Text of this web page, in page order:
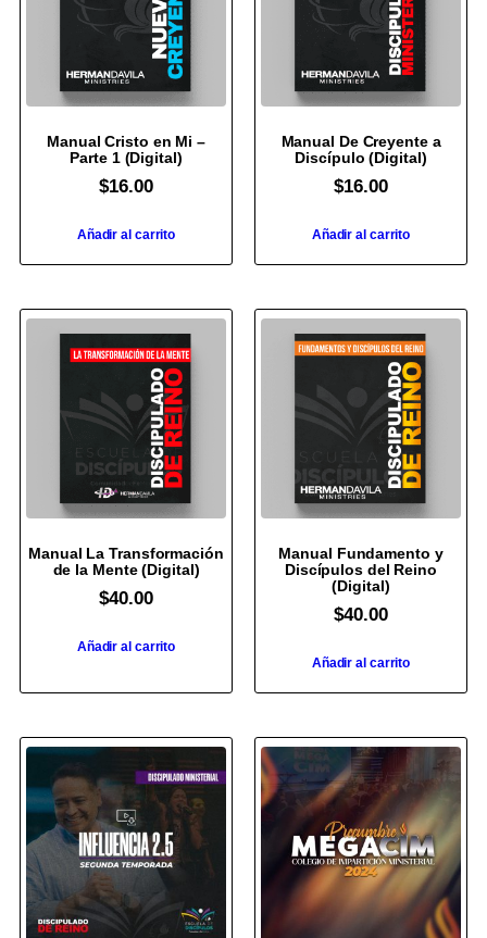
Manual Cristo en Mi –
Parte 1 (Digital)
$16.00
Añadir al carrito
Manual De Creyente a
Discípulo (Digital)
$16.00
Añadir al carrito
Manual La Transformación
de la Mente (Digital)
$40.00
Añadir al carrito
Manual Fundamento y
Discípulos del Reino
(Digital)
$40.00
Añadir al carrito